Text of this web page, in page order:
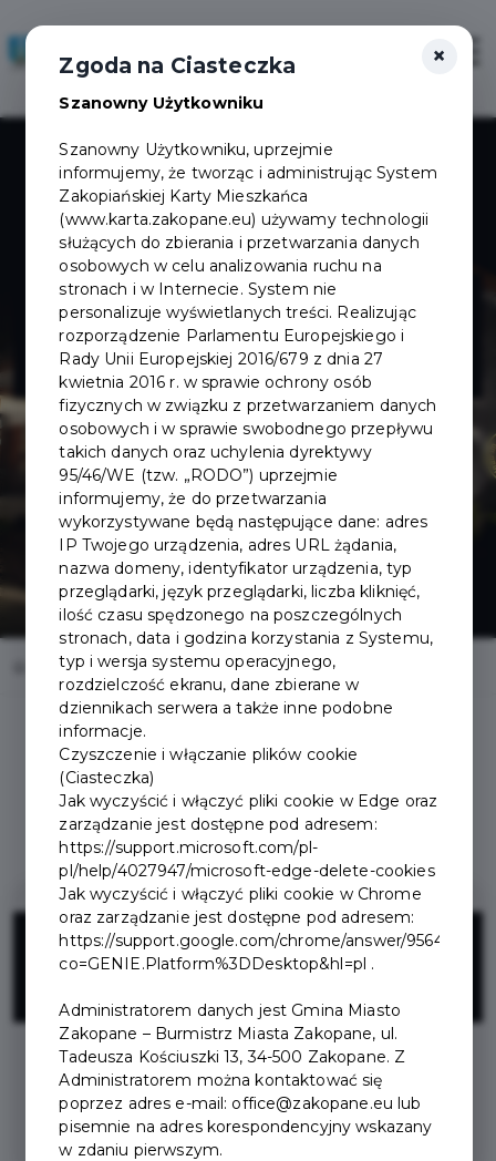
Teatr im. St. I.
Witkiewicza
Home Oferty Teatr im. St. I. Witkiewicza
Regulamin i warunki
15 zł
ZNIŻKI
zniżka - 15 zł od biletu normalnego i
ulgowego na wszystkie repertuarowe
spektakle Teatru Witkiewicza
×
Zgoda na Ciasteczka
Szanowny Użytkowniku
Szanowny Użytkowniku, uprzejmie
informujemy, że tworząc i administrując System
Zakopiańskiej Karty Mieszkańca
(www.karta.zakopane.eu) używamy technologii
służących do zbierania i przetwarzania danych
osobowych w celu analizowania ruchu na
stronach i w Internecie. System nie
personalizuje wyświetlanych treści. Realizując
rozporządzenie Parlamentu Europejskiego i
Rady Unii Europejskiej 2016/679 z dnia 27
kwietnia 2016 r. w sprawie ochrony osób
fizycznych w związku z przetwarzaniem danych
osobowych i w sprawie swobodnego przepływu
takich danych oraz uchylenia dyrektywy
95/46/WE (tzw. „RODO”) uprzejmie
informujemy, że do przetwarzania
wykorzystywane będą następujące dane: adres
IP Twojego urządzenia, adres URL żądania,
nazwa domeny, identyfikator urządzenia, typ
przeglądarki, język przeglądarki, liczba kliknięć,
ilość czasu spędzonego na poszczególnych
stronach, data i godzina korzystania z Systemu,
typ i wersja systemu operacyjnego,
rozdzielczość ekranu, dane zbierane w
dziennikach serwera a także inne podobne
informacje.
Czyszczenie i włączanie plików cookie
(Ciasteczka)
Jak wyczyścić i włączyć pliki cookie w Edge oraz
zarządzanie jest dostępne pod adresem:
https://support.microsoft.com/pl-
pl/help/4027947/microsoft-edge-delete-cookies
Jak wyczyścić i włączyć pliki cookie w Chrome
oraz zarządzanie jest dostępne pod adresem:
https://support.google.com/chrome/answer/95647?
co=GENIE.Platform%3DDesktop&hl=pl .
Administratorem danych jest Gmina Miasto
Zakopane – Burmistrz Miasta Zakopane, ul.
Tadeusza Kościuszki 13, 34-500 Zakopane. Z
Administratorem można kontaktować się
poprzez adres e-mail: office@zakopane.eu lub
pisemnie na adres korespondencyjny wskazany
w zdaniu pierwszym.